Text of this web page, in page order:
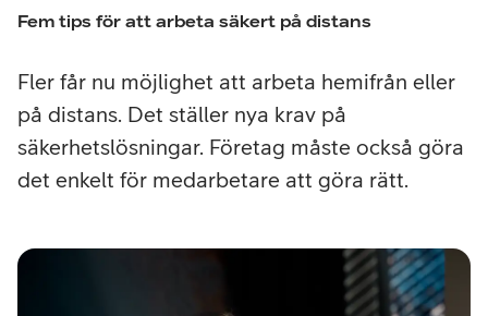
Fem tips för att arbeta säkert på distans
Fler får nu möjlighet att arbeta hemifrån eller
på distans. Det ställer nya krav på
säkerhetslösningar. Företag måste också göra
det enkelt för medarbetare att göra rätt.